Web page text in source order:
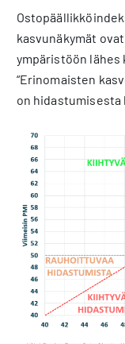
kasvunäkymät
ympäristöön lähes
“Erinomaisten
on hidastumisesta